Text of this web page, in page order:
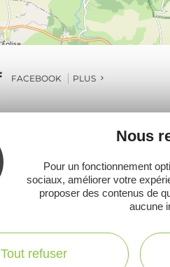
FACEBOOK PLUS
Ne
inspirer
Nous
Pour un fonctionnement
sociaux, améliorer votre
proposer des contenus de
aucune
Tout refuser